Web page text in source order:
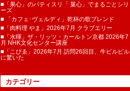
■「果心」のパティスリ「 菓​心」でまるごとシリ
ーズ
■ 「カフェ･ヴェルディ」乾杯の歌ブレンド
■「肉料理 やま」2026年7月 クラブエリー
■「水暉」ザ・リッツ・カールトン京都 2026年7
月 NHK文化センター講座
■「こぴゑ」2026年7月 訪問26回目、牛ピルピル
に驚いた
カテゴリー